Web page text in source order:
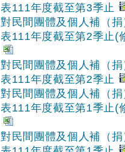
表111年度截至第3季止
對民間團體及個人補（
表111年度截至第2季止(
對民間團體及個人補（
表111年度截至第2季止
對民間團體及個人補（
表111年度截至第1季止(
對民間團體及個人補（